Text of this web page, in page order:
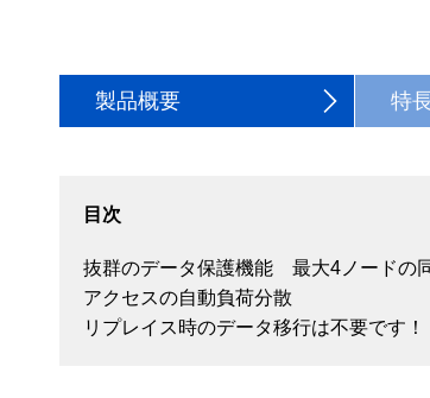
製品概要 特
目次
抜群のデータ保護機能 最大4ノードの
アクセスの自動負荷分散
リプレイス時のデータ移行は不要です！